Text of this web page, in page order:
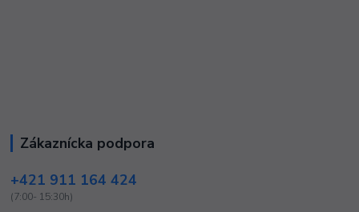
Zákaznícka podpora
+421 911 164 424
(7:00- 15:30h)